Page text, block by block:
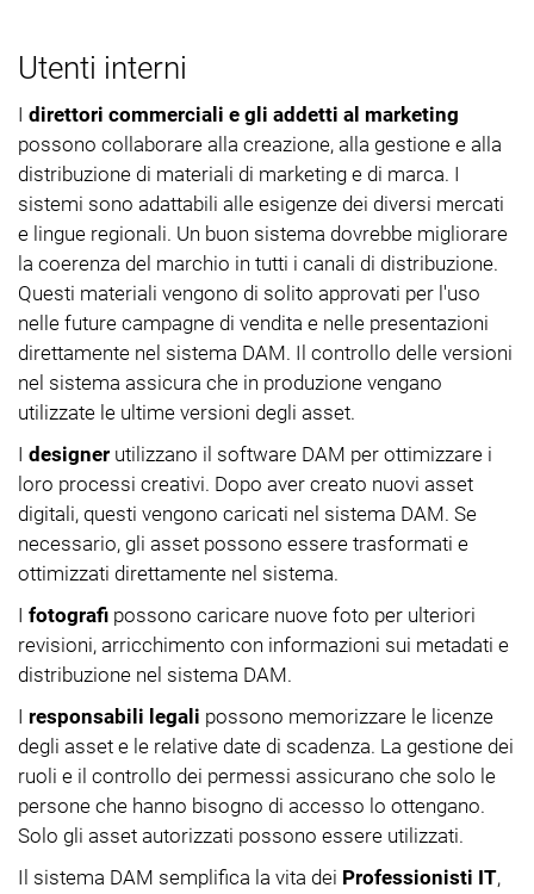
Utenti interni
I direttori commerciali e gli addetti al marketing
possono collaborare alla creazione, alla gestione e alla
distribuzione di materiali di marketing e di marca. I
sistemi sono adattabili alle esigenze dei diversi mercati
e lingue regionali. Un buon sistema dovrebbe migliorare
la coerenza del marchio in tutti i canali di distribuzione.
Questi materiali vengono di solito approvati per l'uso
nelle future campagne di vendita e nelle presentazioni
direttamente nel sistema DAM. Il controllo delle versioni
nel sistema assicura che in produzione vengano
utilizzate le ultime versioni degli asset.
I designer utilizzano il software DAM per ottimizzare i
loro processi creativi. Dopo aver creato nuovi asset
digitali, questi vengono caricati nel sistema DAM. Se
necessario, gli asset possono essere trasformati e
ottimizzati direttamente nel sistema.
I fotografi possono caricare nuove foto per ulteriori
revisioni, arricchimento con informazioni sui metadati e
distribuzione nel sistema DAM.
I responsabili legali possono memorizzare le licenze
degli asset e le relative date di scadenza. La gestione dei
ruoli e il controllo dei permessi assicurano che solo le
persone che hanno bisogno di accesso lo ottengano.
Solo gli asset autorizzati possono essere utilizzati.
Il sistema DAM semplifica la vita dei Professionisti IT,